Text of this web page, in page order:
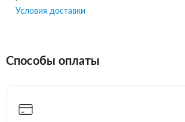
Условия доставки
Способы оплаты